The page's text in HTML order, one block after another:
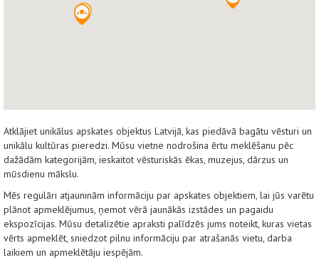
Atklājiet unikālus apskates objektus Latvijā, kas piedāvā bagātu vēsturi un
unikālu kultūras pieredzi. Mūsu vietne nodrošina ērtu meklēšanu pēc
dažādām kategorijām, ieskaitot vēsturiskās ēkas, muzejus, dārzus un
mūsdienu mākslu.
Mēs regulāri atjauninām informāciju par apskates objektiem, lai jūs varētu
plānot apmeklējumus, ņemot vērā jaunākās izstādes un pagaidu
ekspozīcijas. Mūsu detalizētie apraksti palīdzēs jums noteikt, kuras vietas
vērts apmeklēt, sniedzot pilnu informāciju par atrašanās vietu, darba
laikiem un apmeklētāju iespējām.